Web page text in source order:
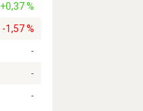
+0,37 %
-1,57 %
-
-
-